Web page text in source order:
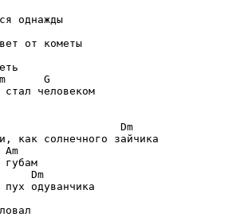
G
человеком
Dm
как солнечного зайчика
губам
Dm
пух одуванчика